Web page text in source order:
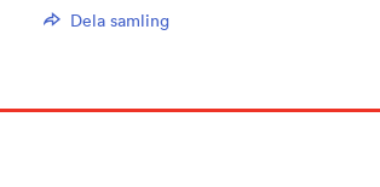
Dela samling